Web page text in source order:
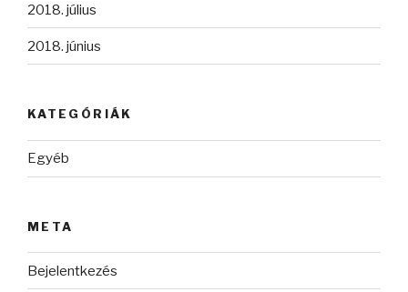
2018. július
2018. június
KATEGÓRIÁK
Egyéb
META
Bejelentkezés